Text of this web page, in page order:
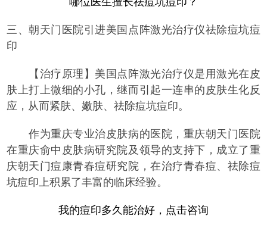
三、朝天门医院引进美国点阵激光治疗仪祛除痘坑痘
印
【治疗原理】 美国点阵激光治疗仪是用激光在皮
肤上打上微细的小孔，继而引起一连串的皮肤生化反
应，从而紧肤、嫩肤、祛除痘坑痘印。
作为重庆专业治皮肤病的医院，重庆朝天门医院
在重庆俞中皮肤病研究院及领导的支持下，成立了重
庆朝天门痘康青春痘研究院，在治疗青春痘、祛除痘
坑痘印上积累了丰富的临床经验。
我的痘印多久能治好，点击咨询